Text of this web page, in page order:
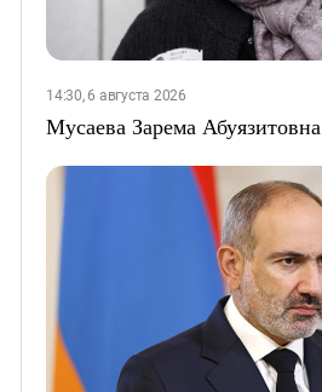
14:30, 6 августа 2026
Мусаева Зарема Абуязитовна